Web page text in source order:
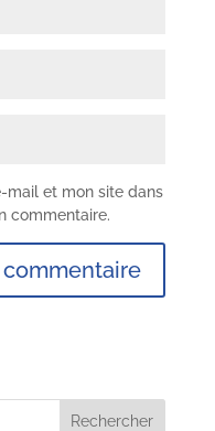
mail et mon site dans
commentaire.
Rechercher